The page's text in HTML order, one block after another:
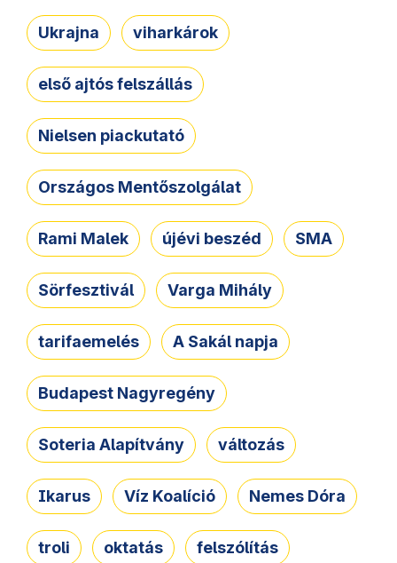
Ukrajna viharkárok
első ajtós felszállás
Nielsen piackutató
Országos Mentőszolgálat
Rami Malek újévi beszéd SMA
Sörfesztivál Varga Mihály
tarifaemelés A Sakál napja
Budapest Nagyregény
Soteria Alapítvány változás
Ikarus Víz Koalíció Nemes Dóra
troli oktatás felszólítás